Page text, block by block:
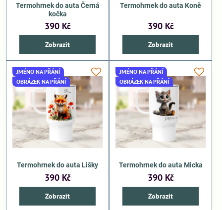
Termohrnek do auta Černá
kočka
390 Kč
Zobrazit
Termohrnek do auta Koně
390 Kč
Zobrazit
JMÉNO NA PŘÁNÍ
OBRÁZEK NA PŘÁNÍ
Termohrnek do auta Lišky
390 Kč
Zobrazit
JMÉNO NA PŘÁNÍ
OBRÁZEK NA PŘÁNÍ
Termohrnek do auta Micka
390 Kč
Zobrazit